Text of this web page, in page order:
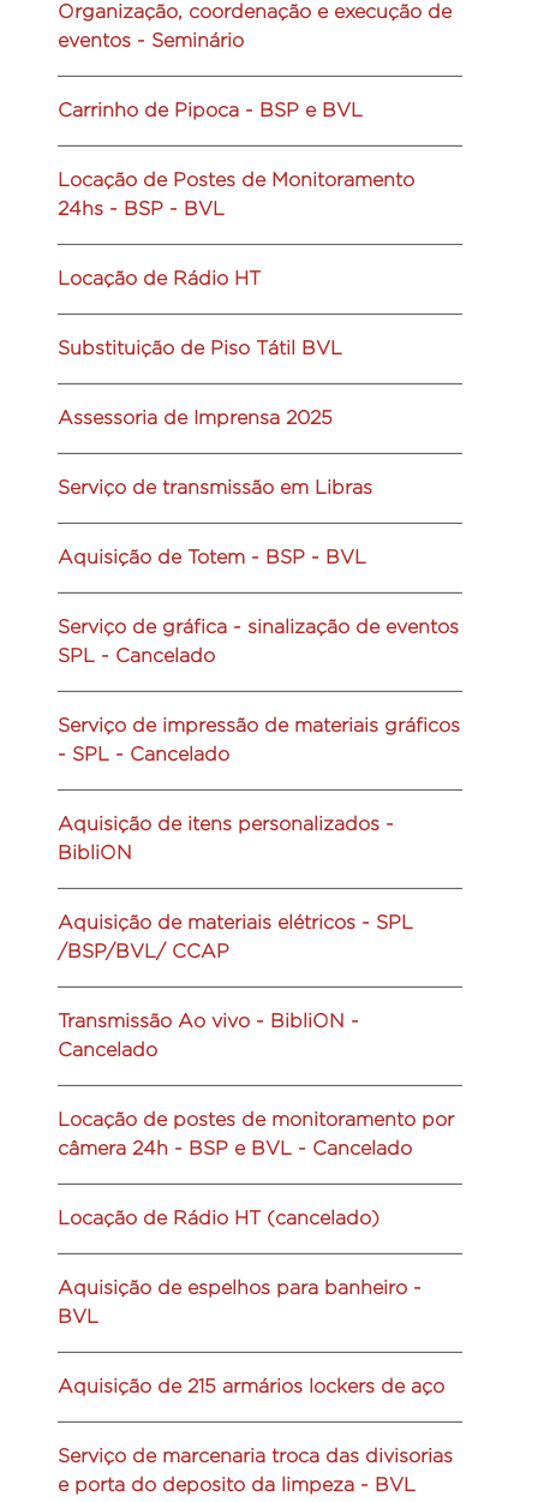
Organização, coordenação e execução de
eventos - Seminário
Carrinho de Pipoca - BSP e BVL
Locação de Postes de Monitoramento
24hs - BSP - BVL
Locação de Rádio HT
Substituição de Piso Tátil BVL
Assessoria de Imprensa 2025
Serviço de transmissão em Libras
Aquisição de Totem - BSP - BVL
Serviço de gráfica - sinalização de eventos
SPL - Cancelado
Serviço de impressão de materiais gráficos
- SPL - Cancelado
Aquisição de itens personalizados -
BibliON
Aquisição de materiais elétricos - SPL
/BSP/BVL/ CCAP
Transmissão Ao vivo - BibliON -
Cancelado
Locação de postes de monitoramento por
câmera 24h - BSP e BVL - Cancelado
Locação de Rádio HT (cancelado)
Aquisição de espelhos para banheiro -
BVL
Aquisição de 215 armários lockers de aço
Serviço de marcenaria troca das divisorias
e porta do deposito da limpeza - BVL